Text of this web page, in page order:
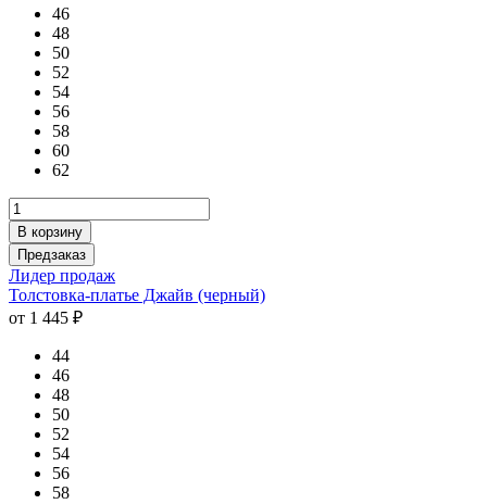
46
48
50
52
54
56
58
60
62
В корзину
Предзаказ
Лидер продаж
Толстовка-платье Джайв (черный)
от 1 445 ₽
44
46
48
50
52
54
56
58